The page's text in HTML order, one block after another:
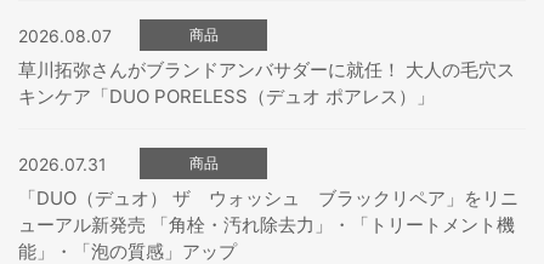
2026.08.07 商品
草川拓弥さんがブランドアンバサダーに就任！ 大人の毛穴ス
キンケア「DUO PORELESS（デュオ ポアレス）」
2026.07.31 商品
「DUO（デュオ） ザ ウォッシュ ブラックリペア」をリニ
ューアル新発売 「角栓・汚れ除去力」・「トリートメント機
能」・「泡の質感」アップ